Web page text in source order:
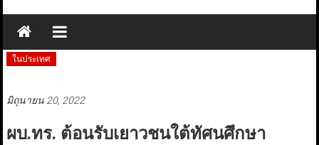
ในประเทศ
มิถุนายน 20, 2022
ผบ.ทร. ต้อนรับเยาวชนใต้ทัศนศึกษา